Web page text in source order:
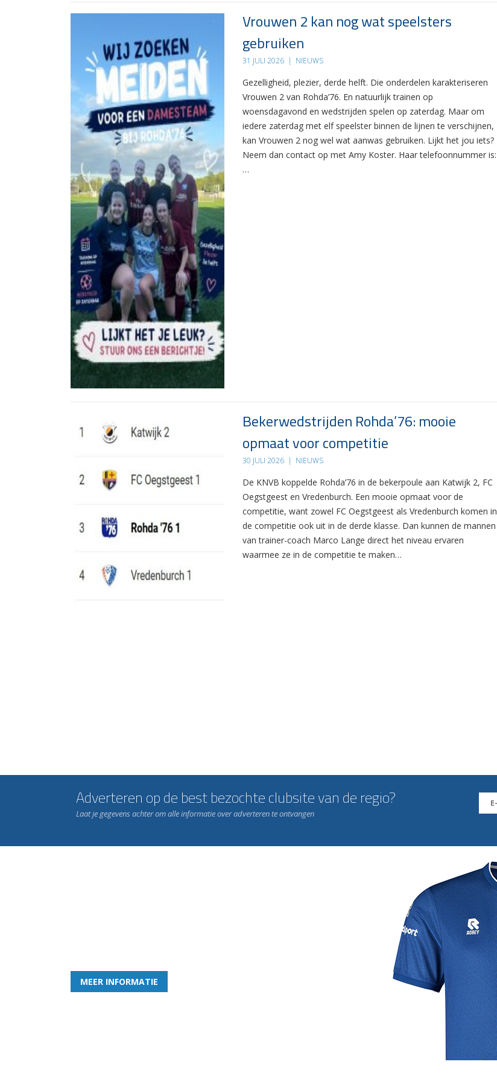
Vrouwen 2 kan nog wat speelsters
gebruiken
31 JULI 2026 | NIEUWS
Gezelligheid, plezier, derde helft. Die onderdelen karakteriseren
Vrouwen 2 van Rohda’76. En natuurlijk trainen op
woensdagavond en wedstrijden spelen op zaterdag. Maar om
iedere zaterdag met elf speelster binnen de lijnen te verschijnen,
kan Vrouwen 2 nog wel wat aanwas gebruiken. Lijkt het jou iets?
Neem dan contact op met Amy Koster. Haar telefoonnummer is:
…
Bekerwedstrijden Rohda’76: mooie
opmaat voor competitie
30 JULI 2026 | NIEUWS
De KNVB koppelde Rohda’76 in de bekerpoule aan Katwijk 2, FC
Oegstgeest en Vredenburch. Een mooie opmaat voor de
competitie, want zowel FC Oegstgeest als Vredenburch komen in
de competitie ook uit in de derde klasse. Dan kunnen de mannen
van trainer-coach Marco Lange direct het niveau ervaren
waarmee ze in de competitie te maken…
Adverteren op de best bezochte clubsite van de regio?
Laat je gegevens achter om alle informatie over adverteren te ontvangen
MEER INFORMATIE